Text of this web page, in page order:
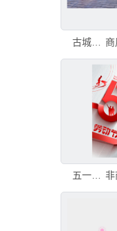
商
五一劳动节庆祝标识 非